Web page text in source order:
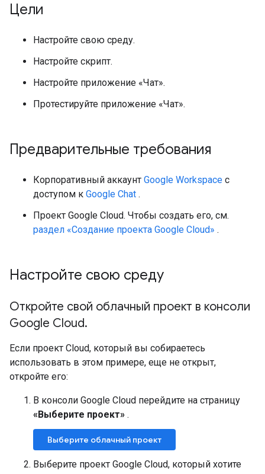
Цели
Настройте свою среду.
Настройте скрипт.
Настройте приложение «Чат».
Протестируйте приложение «Чат».
Предварительные требования
Корпоративный аккаунт Google Workspace с
доступом к Google Chat .
Проект Google Cloud. Чтобы создать его, см.
раздел «Создание проекта Google Cloud» .
Настройте свою среду
Откройте свой облачный проект в консоли
Google Cloud.
Если проект Cloud, который вы собираетесь
использовать в этом примере, еще не открыт,
откройте его:
В консоли Google Cloud перейдите на страницу
«Выберите проект» .
Выберите облачный проект
Выберите проект Google Cloud, который хотите